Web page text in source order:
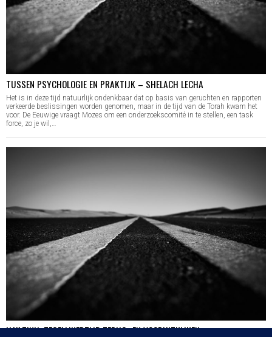
TUSSEN PSYCHOLOGIE EN PRAKTIJK – SHELACH LECHA
Het is in deze tijd natuurlijk ondenkbaar dat op basis van geruchten en rapporten
verkeerde beslissingen worden genomen, maar in de tijd van de Torah kwam het
voor. De Eeuwige vraagt Mozes om een onderzoekscomité in te stellen, een task
force, zo je wil,…
HA’AZINU: TEGELIJKERTIJD TERUG- EN VOORUITKIJKEN